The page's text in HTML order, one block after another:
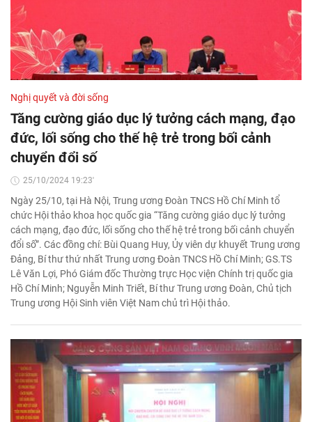
Nghị quyết và đời sống
Tăng cường giáo dục lý tưởng cách mạng, đạo
đức, lối sống cho thế hệ trẻ trong bối cảnh
chuyển đổi số
25/10/2024 19:23'
Ngày 25/10, tại Hà Nội, Trung ương Đoàn TNCS Hồ Chí Minh tổ
chức Hội thảo khoa học quốc gia “Tăng cường giáo dục lý tưởng
cách mạng, đạo đức, lối sống cho thế hệ trẻ trong bối cảnh chuyển
đổi số”. Các đồng chí: Bùi Quang Huy, Ủy viên dự khuyết Trung ương
Đảng, Bí thư thứ nhất Trung ương Đoàn TNCS Hồ Chí Minh; GS.TS
Lê Văn Lợi, Phó Giám đốc Thường trực Học viện Chính trị quốc gia
Hồ Chí Minh; Nguyễn Minh Triết, Bí thư Trung ương Đoàn, Chủ tịch
Trung ương Hội Sinh viên Việt Nam chủ trì Hội thảo.